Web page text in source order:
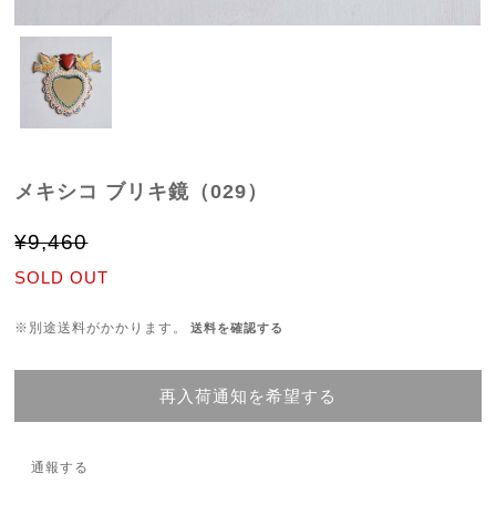
メキシコ ブリキ鏡（029）
¥9,460
SOLD OUT
※別途送料がかかります。 送料を確認する
再入荷通知を希望する
通報する